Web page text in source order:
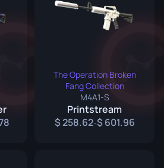
The Operation Broken
Fang Collection
M4A1-S
Printstream
258.62- 601.96